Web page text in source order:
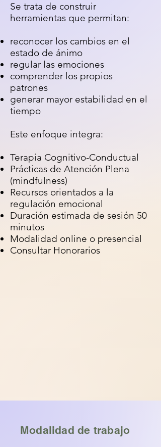
Se trata de construir
herramientas que permitan:
reconocer los cambios en el
estado de ánimo
regular las emociones
comprender los propios
patrones
generar mayor estabilidad en el
tiempo
Este enfoque integra:
Terapia Cognitivo-Conductual
Prácticas de Atención Plena
(mindfulness)
Recursos orientados a la
regulación emocional
Duración estimada de sesión 50
minutos
Modalidad online o presencial
Consultar Honorarios
Modalidad de trabajo